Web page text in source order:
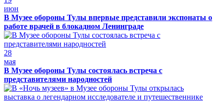
июн
В Музее обороны Тулы впервые представили экспонаты о
работе врачей в блокадном Ленинграде
28
мая
В Музее обороны Тулы состоялась встреча с
представителями народностей